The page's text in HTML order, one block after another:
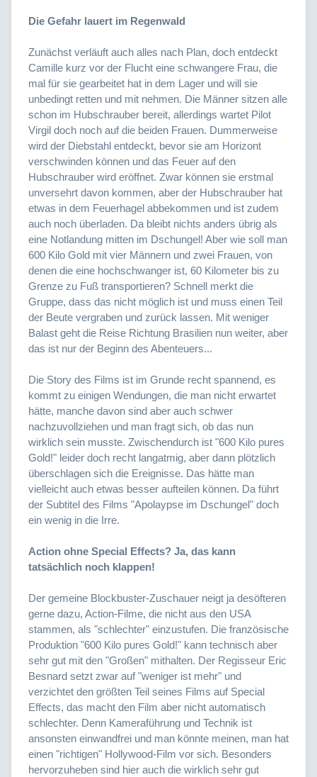
Die Gefahr lauert im Regenwald
Zunächst verläuft auch alles nach Plan, doch entdeckt
Camille kurz vor der Flucht eine schwangere Frau, die
mal für sie gearbeitet hat in dem Lager und will sie
unbedingt retten und mit nehmen. Die Männer sitzen alle
schon im Hubschrauber bereit, allerdings wartet Pilot
Virgil doch noch auf die beiden Frauen. Dummerweise
wird der Diebstahl entdeckt, bevor sie am Horizont
verschwinden können und das Feuer auf den
Hubschrauber wird eröffnet. Zwar können sie erstmal
unversehrt davon kommen, aber der Hubschrauber hat
etwas in dem Feuerhagel abbekommen und ist zudem
auch noch überladen. Da bleibt nichts anders übrig als
eine Notlandung mitten im Dschungel! Aber wie soll man
600 Kilo Gold mit vier Männern und zwei Frauen, von
denen die eine hochschwanger ist, 60 Kilometer bis zu
Grenze zu Fuß transportieren? Schnell merkt die
Gruppe, dass das nicht möglich ist und muss einen Teil
der Beute vergraben und zurück lassen. Mit weniger
Balast geht die Reise Richtung Brasilien nun weiter, aber
das ist nur der Beginn des Abenteuers...
Die Story des Films ist im Grunde recht spannend, es
kommt zu einigen Wendungen, die man nicht erwartet
hätte, manche davon sind aber auch schwer
nachzuvollziehen und man fragt sich, ob das nun
wirklich sein musste. Zwischendurch ist "600 Kilo pures
Gold!" leider doch recht langatmig, aber dann plötzlich
überschlagen sich die Ereignisse. Das hätte man
vielleicht auch etwas besser aufteilen können. Da führt
der Subtitel des Films "Apolaypse im Dschungel" doch
ein wenig in die Irre.
Action ohne Special Effects? Ja, das kann
tatsächlich noch klappen!
Der gemeine Blockbuster-Zuschauer neigt ja desöfteren
gerne dazu, Action-Filme, die nicht aus den USA
stammen, als "schlechter" einzustufen. Die französische
Produktion "600 Kilo pures Gold!" kann technisch aber
sehr gut mit den "Großen" mithalten. Der Regisseur Eric
Besnard setzt zwar auf "weniger ist mehr" und
verzichtet den größten Teil seines Films auf Special
Effects, das macht den Film aber nicht automatisch
schlechter. Denn Kameraführung und Technik ist
ansonsten einwandfrei und man könnte meinen, man hat
einen "richtigen" Hollywood-Film vor sich. Besonders
hervorzuheben sind hier auch die wirklich sehr gut